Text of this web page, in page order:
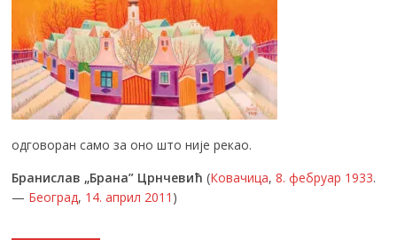
одговоран само за оно што није рекао.
Бранислав „Брана” Црнчевић (Ковачица,8. фебруар 1933.
— Београд, 14. април 2011 )